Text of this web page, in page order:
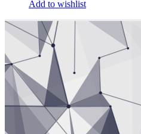
Add to wishlist